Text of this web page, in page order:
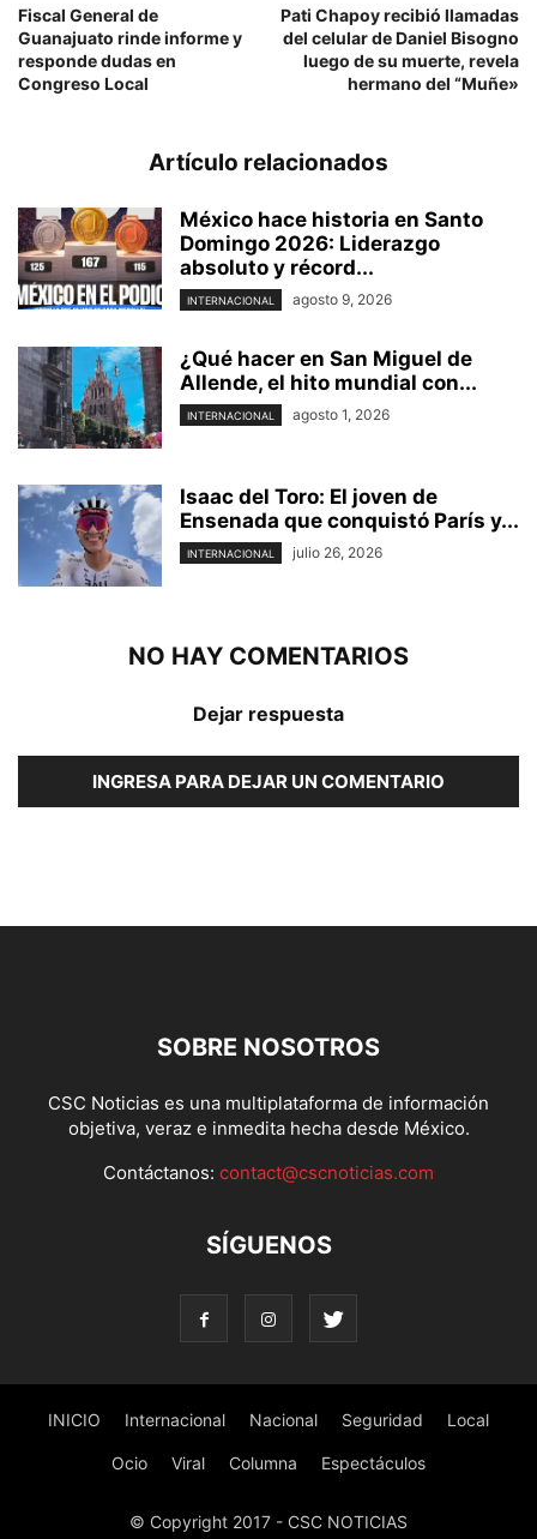
Fiscal General de
Guanajuato rinde informe y
responde dudas en
Congreso Local
Pati Chapoy recibió llamadas
del celular de Daniel Bisogno
luego de su muerte, revela
hermano del “Muñe»
Artículo relacionados
México hace historia en Santo
Domingo 2026: Liderazgo
absoluto y récord...
INTERNACIONAL agosto 9, 2026
¿Qué hacer en San Miguel de
Allende, el hito mundial con...
INTERNACIONAL agosto 1, 2026
Isaac del Toro: El joven de
Ensenada que conquistó París y...
INTERNACIONAL julio 26, 2026
NO HAY COMENTARIOS
Dejar respuesta
INGRESA PARA DEJAR UN COMENTARIO
SOBRE NOSOTROS
CSC Noticias es una multiplataforma de información
objetiva, veraz e inmedita hecha desde México.
Contáctanos: contact@cscnoticias.com
SÍGUENOS
INICIO Internacional Nacional Seguridad Local
Ocio Viral Columna Espectáculos
© Copyright 2017 - CSC NOTICIAS